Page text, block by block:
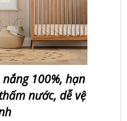
100%, hạn
nước, dễ vệ